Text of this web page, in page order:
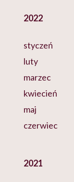
2022
styczeń
luty
marzec
kwiecień
maj
czerwiec
2021